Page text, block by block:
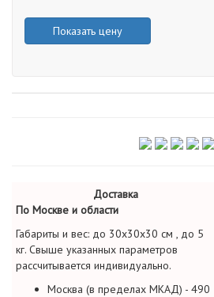
Показать цену
Доставка
По Москве и области
Габариты и вес: до 30х30х30 см , до 5
кг. Свыше указанных параметров
рассчитывается индивидуально.
Москва (в пределах МКАД) - 490